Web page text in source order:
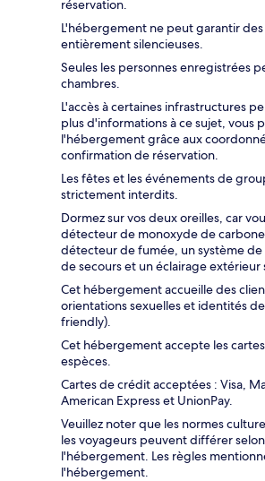
réservation.
L'hébergement ne peut garantir
entièrement silencieuses.
Seules les personnes enregistrées
chambres.
L'accès à certaines infrastructures
plus d'informations à ce sujet, vous
l'hébergement grâce aux
confirmation de réservation.
Les fêtes et les événements de
strictement interdits.
Dormez sur vos deux oreilles, car
détecteur de monoxyde de
détecteur de fumée, un système
de secours et un éclairage extérieur
Cet hébergement accueille des
orientations sexuelles et identités
friendly).
Cet hébergement accepte les
espèces.
Cartes de crédit acceptées : Visa,
American Express et UnionPay.
Veuillez noter que les normes
les voyageurs peuvent différer
l'hébergement. Les règles
l'hébergement.